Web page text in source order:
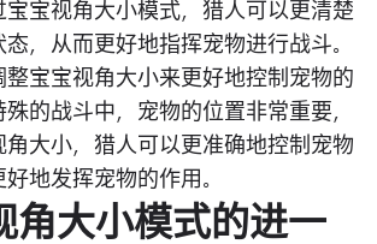
宝宝视角大小模式，猎人可以更清楚
，从而更好地指挥宠物进行战斗。
宝宝视角大小来更好地控制宠物的
的战斗中，宠物的位置非常重要，
大小，猎人可以更准确地控制宠物
地发挥宠物的作用。
角大小模式的进一